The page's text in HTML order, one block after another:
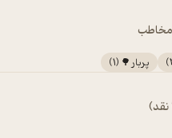
) پربار 🌳 (
1
)